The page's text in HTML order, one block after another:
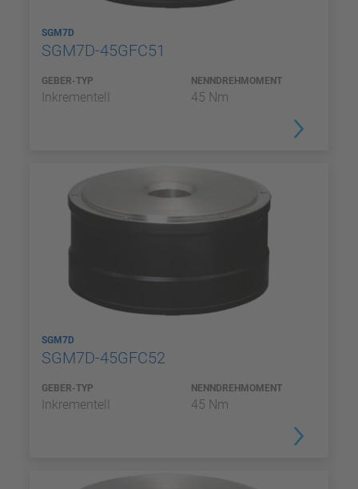
SGM7D
SGM7D-45GFC51
GEBER-TYP
Inkrementell
NENNDREHMOMENT
45 Nm
SGM7D
SGM7D-45GFC52
GEBER-TYP
Inkrementell
NENNDREHMOMENT
45 Nm